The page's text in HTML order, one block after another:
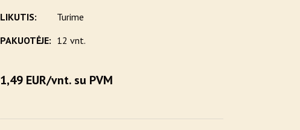
LIKUTIS:
Turime
PAKUOTĖJE: 12 vnt.
1,49 EUR/vnt. su PVM